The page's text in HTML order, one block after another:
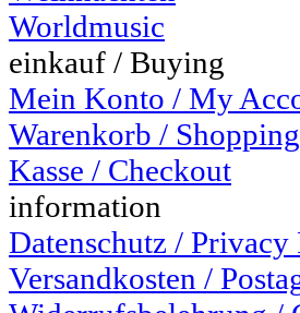
Worldmusic
einkauf / Buying
Mein Konto / My
Warenkorb /
Kasse / Checkout
information
Datenschutz /
Versandkosten /